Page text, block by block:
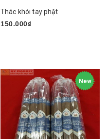
Thác khói tay phật
150.000₫
New